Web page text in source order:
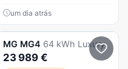
um dia atrás
MG MG4 64 kWh Luxury
23 989 €